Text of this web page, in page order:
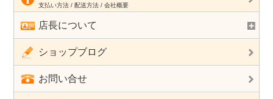
支払い方法 / 配送方法 / 会社概要
店長について
ショップブログ
お問い合せ